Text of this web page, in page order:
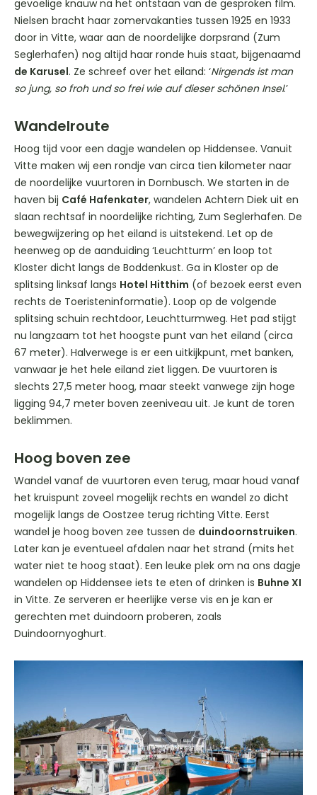
gevoelige knauw na het ontstaan van de gesproken film.
Nielsen bracht haar zomervakanties tussen 1925 en 1933
door in Vitte, waar aan de noordelijke dorpsrand (Zum
Seglerhafen) nog altijd haar ronde huis staat, bijgenaamd
de Karusel. Ze schreef over het eiland: ‘Nirgends ist man
so jung, so froh und so frei wie auf dieser schönen Insel.’
Wandelroute
Hoog tijd voor een dagje wandelen op Hiddensee. Vanuit
Vitte maken wij een rondje van circa tien kilometer naar
de noordelijke vuurtoren in Dornbusch. We starten in de
haven bij Café Hafenkater, wandelen Achtern Diek uit en
slaan rechtsaf in noordelijke richting, Zum Seglerhafen. De
bewegwijzering op het eiland is uitstekend. Let op de
heenweg op de aanduiding ‘Leuchtturm’ en loop tot
Kloster dicht langs de Boddenkust. Ga in Kloster op de
splitsing linksaf langs Hotel Hitthim (of bezoek eerst even
rechts de Toeristeninformatie). Loop op de volgende
splitsing schuin rechtdoor, Leuchtturmweg. Het pad stijgt
nu langzaam tot het hoogste punt van het eiland (circa
67 meter). Halverwege is er een uitkijkpunt, met banken,
vanwaar je het hele eiland ziet liggen. De vuurtoren is
slechts 27,5 meter hoog, maar steekt vanwege zijn hoge
ligging 94,7 meter boven zeeniveau uit. Je kunt de toren
beklimmen.
Hoog boven zee
Wandel vanaf de vuurtoren even terug, maar houd vanaf
het kruispunt zoveel mogelijk rechts en wandel zo dicht
mogelijk langs de Oostzee terug richting Vitte. Eerst
wandel je hoog boven zee tussen de duindoornstruiken.
Later kan je eventueel afdalen naar het strand (mits het
water niet te hoog staat). Een leuke plek om na ons dagje
wandelen op Hiddensee iets te eten of drinken is Buhne XI
in Vitte. Ze serveren er heerlijke verse vis en je kan er
gerechten met duindoorn proberen, zoals
Duindoornyoghurt.